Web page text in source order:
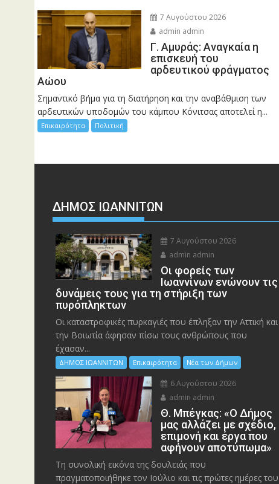
7 Αυγούστου 2026
admin admin
Γ. Αμυράς: Αναγκαία η
επισκευή του
αρδευτικού φράγματος
Αώου
Σημαντικό βήμα για τη διατήρηση και την αναβάθμιση των
αρδευτικών υποδομών του κάμπου Κόνιτσας αποτελεί η...
Επικαιρότητα Πολιτική
ΔΗΜΟΣ ΙΩΑΝΝΙΤΩΝ
7 Αυγούστου 2026
admin admin
Οι φορείς των
Ιωαννίνων ενώνουν τις
δυνάμεις τους για τη στήριξη των
πυρόπληκτων
Οι καταστροφικές πυρκαγιές που έπληξαν την Αττική και
την Bοιωτία άφησαν πίσω τους ανθρώπους που
έχασαν...
ΔΗΜΟΣ ΙΩΑΝΝΙΤΩΝ Επικαιρότητα Νέα των Δήμων
6 Αυγούστου 2026
admin admin
Θ. Μπέγκας: «Ο Δήμος
μας αλλάζει με σχέδιο,
επιμονή και έργα που
αφήνουν αποτύπωμα»
Τη συνολική εικόνα της δουλειάς που
πραγματοποιήθηκε τον Ιούλιο και τις πρώτες ημέρες του